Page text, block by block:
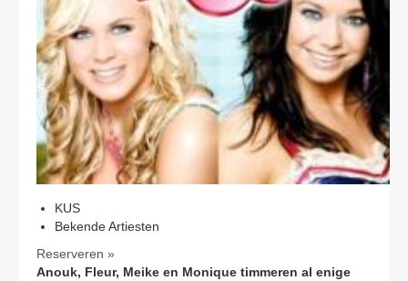
KUS
Bekende Artiesten
Reserveren »
Anouk, Fleur, Meike en Monique timmeren al enige